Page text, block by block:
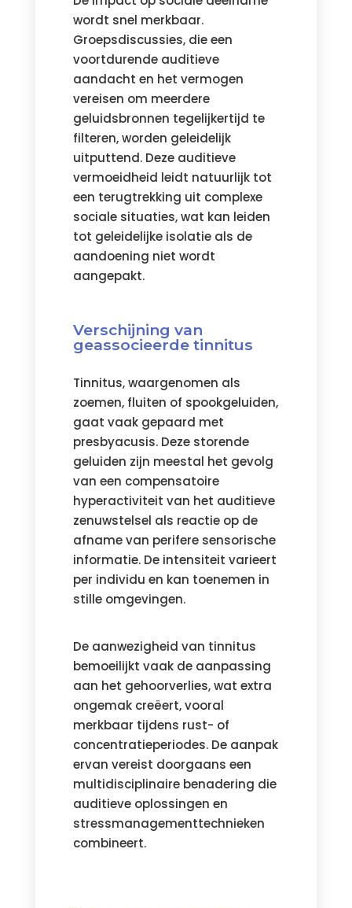
wordt snel merkbaar.
Groepsdiscussies, die een
voortdurende auditieve
aandacht en het vermogen
vereisen om meerdere
geluidsbronnen tegelijkertijd te
filteren, worden geleidelijk
uitputtend. Deze auditieve
vermoeidheid leidt natuurlijk tot
een terugtrekking uit complexe
sociale situaties, wat kan leiden
tot geleidelijke isolatie als de
aandoening niet wordt
aangepakt.
Verschijning van
geassocieerde tinnitus
Tinnitus, waargenomen als
zoemen, fluiten of spookgeluiden,
gaat vaak gepaard met
presbyacusis. Deze storende
geluiden zijn meestal het gevolg
van een compensatoire
hyperactiviteit van het auditieve
zenuwstelsel als reactie op de
afname van perifere sensorische
informatie. De intensiteit varieert
per individu en kan toenemen in
stille omgevingen.
De aanwezigheid van tinnitus
bemoeilijkt vaak de aanpassing
aan het gehoorverlies, wat extra
ongemak creëert, vooral
merkbaar tijdens rust- of
concentratieperiodes. De aanpak
ervan vereist doorgaans een
multidisciplinaire benadering die
auditieve oplossingen en
stressmanagementtechnieken
combineert.